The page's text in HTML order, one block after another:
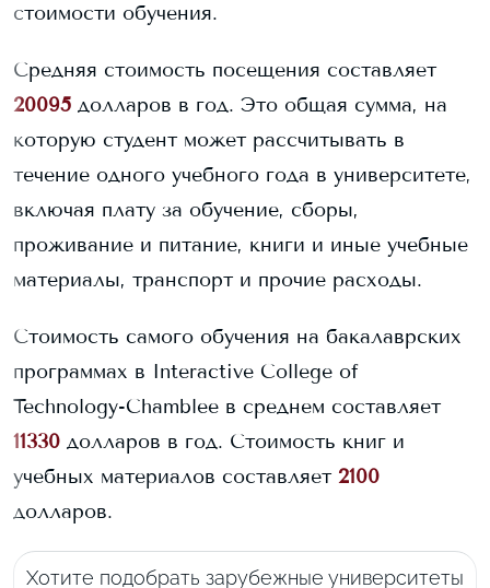
стоимости обучения.
Средняя стоимость посещения составляет
20095 долларов в год. Это общая сумма, на
которую студент может рассчитывать в
течение одного учебного года в университете,
включая плату за обучение, сборы,
проживание и питание, книги и иные учебные
материалы, транспорт и прочие расходы.
Стоимость самого обучения на бакалаврских
программах в Interactive College of
Technology-Chamblee в среднем составляет
11330 долларов в год. Стоимость книг и
учебных материалов составляет 2100
долларов.
Хотите подобрать зарубежные университеты